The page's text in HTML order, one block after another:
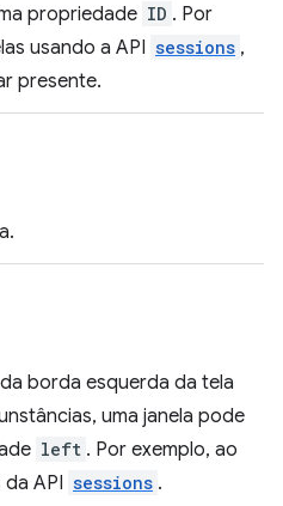
propriedade ID . Por
usando a API sessions ,
presente.
borda esquerda da tela
uma janela pode
left . Por exemplo, ao
API sessions .